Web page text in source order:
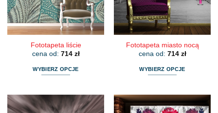
na
stronie
produktu
na
stronie
produktu
Fototapeta liście
cena od: 714 zł
WYBIERZ OPCJE
ma
wiele
Fototapeta miasto nocą
cena od: 714 zł
WYBIERZ OPCJE
ma
wiele